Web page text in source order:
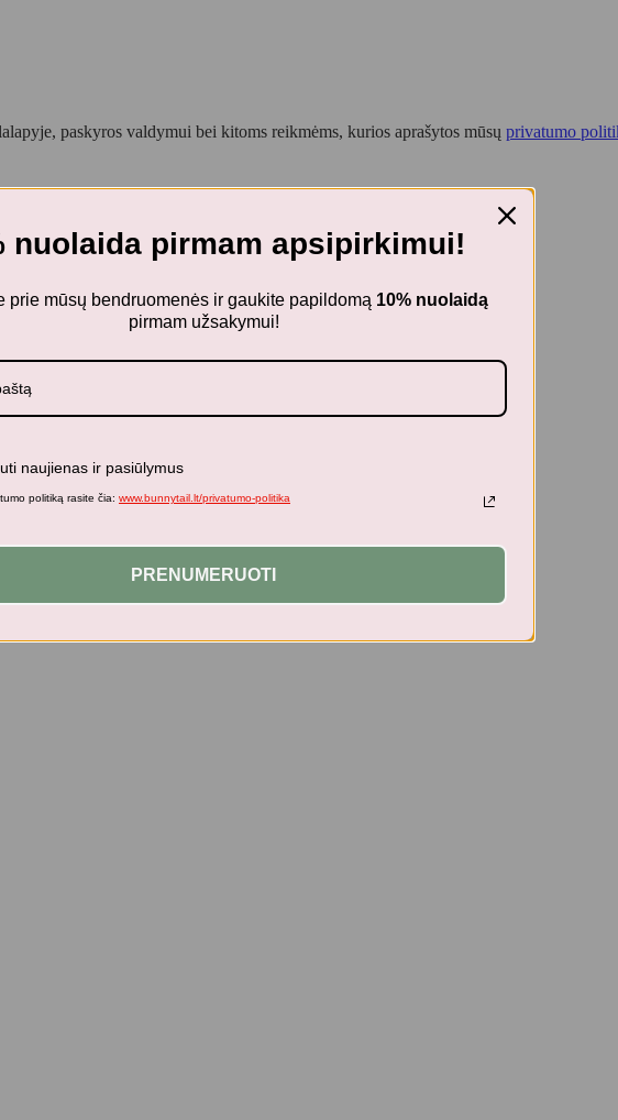
paskyros valdymui bei kitoms reikmėms, kurios aprašytos mūsų privatumo
nuolaida pirmam apsipirkimui!
prie mūsų bendruomenės ir gaukite papildomą 10% nuolaidą
pirmam užsakymui!
naujienas ir pasiūlymus
politiką rasite čia: www.bunnytail.lt/privatumo-politika
PRENUMERUOTI